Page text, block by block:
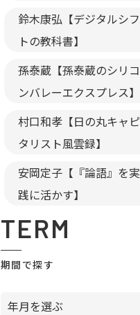
鈴木康弘【デジタルシフ
トの教科書】
孫泰蔵【孫泰蔵のシリコ
ンバレーエクスプレス】
村口和孝【日の丸キャピ
タリスト風雲録】
安岡定子【『論語』を実
践に活かす】
TERM
期間で探す
年月を選ぶ